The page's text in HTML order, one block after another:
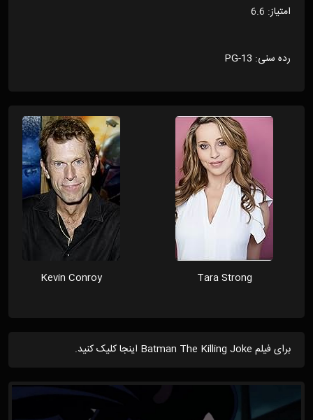
امتیاز: 6.6
رده سنی: PG-13
Tara Strong
Kevin Conroy
برای فیلم Batman The Killing Joke اینجا کلیک کنید.